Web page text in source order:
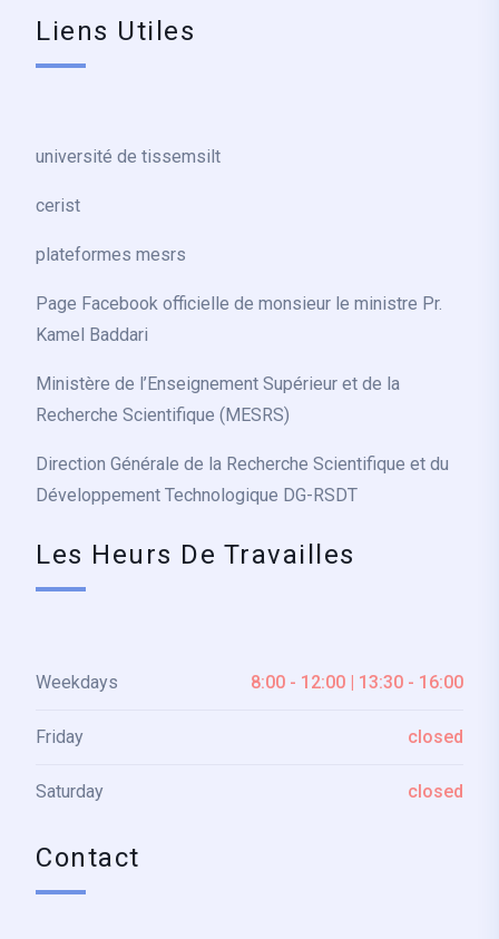
Liens Utiles
université de tissemsilt
cerist
plateformes mesrs
Page Facebook officielle de monsieur le ministre Pr.
Kamel Baddari
Ministère de l’Enseignement Supérieur et de la
Recherche Scientifique (MESRS)
Direction Générale de la Recherche Scientifique et du
Développement Technologique DG-RSDT
Les Heurs De Travailles
Weekdays 8:00 - 12:00 | 13:30 - 16:00
Friday closed
Saturday closed
Contact